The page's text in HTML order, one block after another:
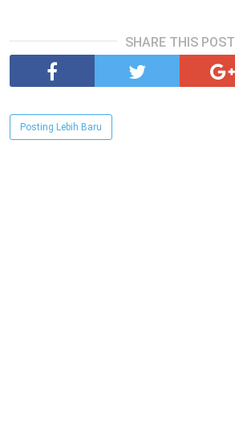
SHARE THIS POST
Posting Lebih Baru